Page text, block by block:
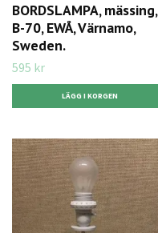
BORDSLAMPA, mässing,
B-70, EWÅ, Värnamo,
Sweden.
595 kr